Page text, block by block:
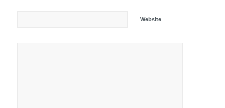
Website